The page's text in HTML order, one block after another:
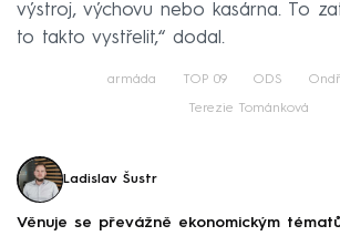
výstroj, výchovu nebo kasárna. To
to takto vystřelit,“ dodal.
armáda TOP 09 ODS
Terezie Tománková
Ladislav Šustr
Věnuje se převážně ekonomickým